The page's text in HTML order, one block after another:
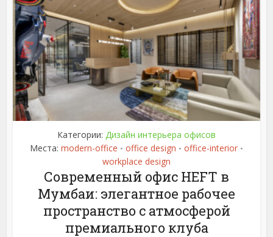
Категории: Дизайн интерьера офисов
Места: modern-office • office design • office-interior •
workplace design
Современный офис HEFT в
Мумбаи: элегантное рабочее
пространство с атмосферой
премиального клуба